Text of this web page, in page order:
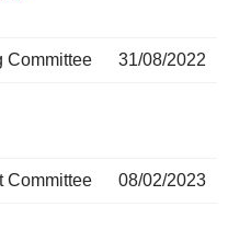
Committee 31/08/2022
Committee 08/02/2023